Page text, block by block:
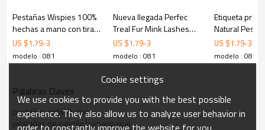
Ligero y cómodo
Múltiples desgastes
Pestañas Wispies 100%
hechas a mano con tiras
de etiqueta privada con
la herramienta Rizador
de pestañas
US $1.79-3
modelo : 081
Nueva llegada Perfec
Treal Fur Mink Lashes
Marcas con pestañas
Caja de embalaje
US $1.79-3
modelo : 081
Etiqueta
Natural
falsas Venta
mayor
pestañas
US $1.79-3
modelo : 081
Palabras Claves
pestañas individuales
pestañas de cabello humano real
Cookie settings
We use cookies to provide you with the best possible
experience. They also allow us to analyze user behavior in